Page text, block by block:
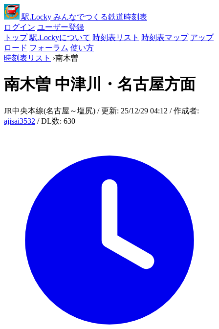
駅.Locky みんなでつくる鉄道時刻表
ログイン ユーザー登録
トップ 駅.Lockyについて 時刻表リスト 時刻表マップ アップ
ロード フォーラム 使い方
時刻表リスト ›南木曽
南木曽 中津川・名古屋方面
JR中央本線(名古屋～塩尻) / 更新: 25/12/29 04:12 / 作成者:
ajisai3532 / DL数: 630